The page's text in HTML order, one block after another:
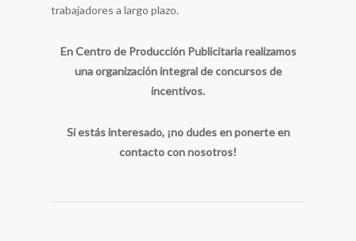
trabajadores a largo plazo.
En Centro de Producción Publicitaria realizamos
una organización integral de concursos de
incentivos.
Si estás interesado, ¡no dudes en ponerte en
contacto con nosotros!